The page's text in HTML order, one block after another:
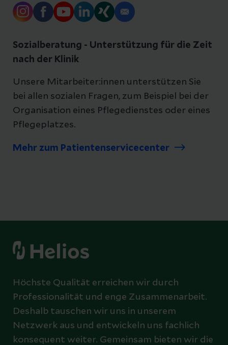
Sozialberatung - Unterstützung für die Zeit
nach der Klinik
Unsere Mitarbeiter:innen unterstützen Sie
bei allen sozialen Fragen, zum Beispiel bei der
Organisation eines Pflegedienstes oder eines
Pflegeplatzes.
Mehr zum Patientenservicecenter
Höchste Qualität erreichen wir durch
Professionalität und enge Zusammenarbeit.
Deshalb tauschen wir uns in unserem
Netzwerk aus und entwickeln uns fachlich
konsequent weiter. Gemeinsam bieten wir die